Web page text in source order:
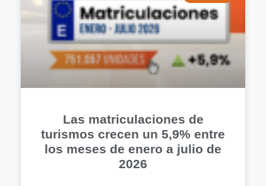
Las matriculaciones de
turismos crecen un 5,9% entre
los meses de enero a julio de
2026